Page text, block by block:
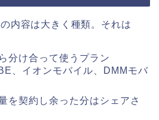
内容は大きく種類。それは
分け合って使うプラン
、イオンモバイル、DMMモバ
を契約し余った分はシェアさ